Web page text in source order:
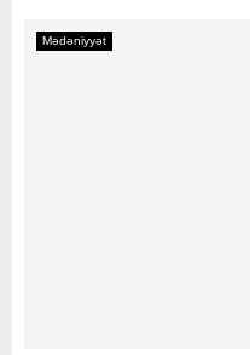
Mədəniyyət